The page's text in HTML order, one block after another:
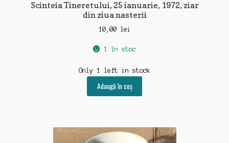
Scinteia Tineretului, 25 ianuarie, 1972, ziar
din ziua nasterii
10,00 lei
1 în stoc
Only 1 left in stock
Adaugă în coș